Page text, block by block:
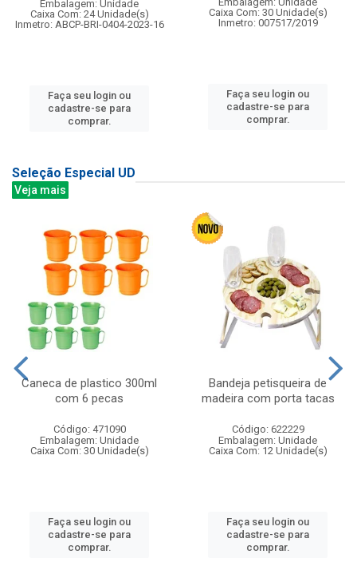
Embalagem: Unidade
Caixa Com: 24 Unidade(s)
Inmetro: ABCP-BRI-0404-2023-16
Faça seu login ou
cadastre-se para
comprar.
Caixa Com: 30 Unidade(s)
Inmetro: 007517/2019
Faça seu login ou
cadastre-se para
comprar.
Seleção Especial UD
Veja mais
Caneca de plastico 300ml
com 6 pecas
Código: 471090
Embalagem: Unidade
Caixa Com: 30 Unidade(s)
Faça seu login ou
cadastre-se para
comprar.
Bandeja petisqueira de
madeira com porta tacas
Código: 622229
Embalagem: Unidade
Caixa Com: 12 Unidade(s)
Faça seu login ou
cadastre-se para
comprar.